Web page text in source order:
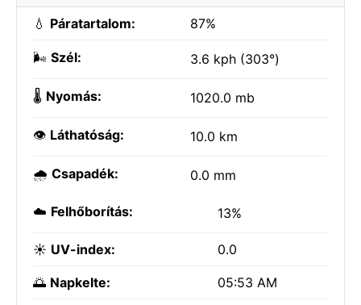
💧 Páratartalom: 87%
🌬️ Szél: 3.6 kph (303°)
🌡️ Nyomás: 1020.0 mb
👁️ Láthatóság: 10.0 km
🌧️ Csapadék: 0.0 mm
☁️ Felhőborítás: 13%
☀️ UV-index: 0.0
🌅 Napkelte: 05:53 AM